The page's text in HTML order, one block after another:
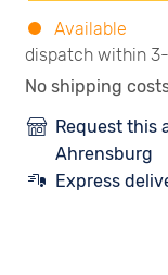
Available
dispatch within
No shipping
Request this
Ahrensburg
Express